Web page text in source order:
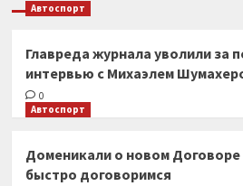
Автоспорт
Главреда журнала уволили за
интервью с Михаэлем
0
Автоспорт
Доменикали о новом
быстро договоримся